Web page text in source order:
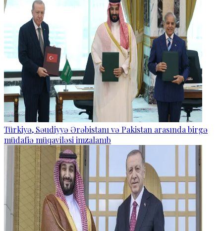
Türkiyə, Səudiyyə Ərəbistanı və Pakistan arasında birgə
müdafiə müqaviləsi imzalanıb